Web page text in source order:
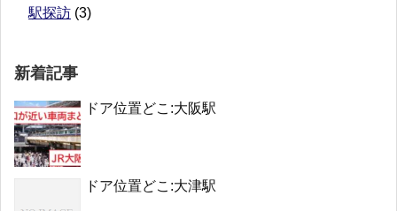
駅探訪 (3)
新着記事
ドア位置どこ:大阪駅
ドア位置どこ:大津駅